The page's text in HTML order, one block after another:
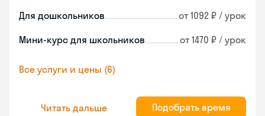
Для дошкольников от 1092 ₽ / урок
Мини-курс для школьников от 1470 ₽ / урок
Все услуги и цены (6)
Читать дальше Подобрать время